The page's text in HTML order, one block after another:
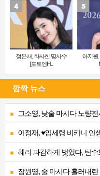
정은채, 화사한 명사수
[포토엔H..
하지원, 한국 배우 최초
깜짝 뉴스
고소영, 낮술 마시다 노량진
이정재, ♥임세령 비키니 인
혜리 과감하게 벗었다, 탄수
장원영, 술 마시다 흘러내